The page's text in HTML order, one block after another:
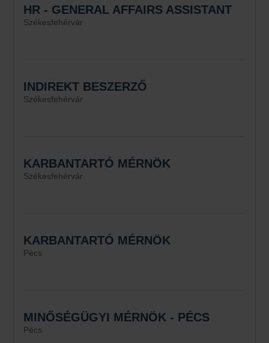
HR - GENERAL AFFAIRS ASSISTANT
Székesfehérvár
INDIREKT BESZERZŐ
Székesfehérvár
KARBANTARTÓ MÉRNÖK
Székesfehérvár
KARBANTARTÓ MÉRNÖK
Pécs
MINŐSÉGÜGYI MÉRNÖK - PÉCS
Pécs